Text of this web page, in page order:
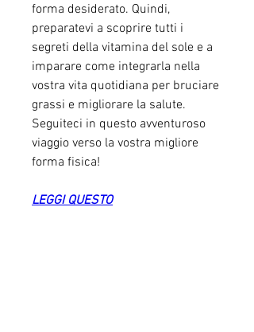
forma desiderato. Quindi,
preparatevi a scoprire tutti i
segreti della vitamina del sole e a
imparare come integrarla nella
vostra vita quotidiana per bruciare
grassi e migliorare la salute.
Seguiteci in questo avventuroso
viaggio verso la vostra migliore
forma fisica!
LEGGI QUESTO